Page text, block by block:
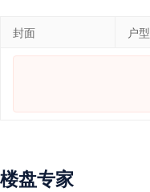
封面 户型
楼盘专家